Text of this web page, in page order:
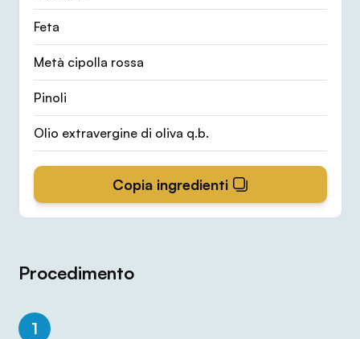
Feta
Metà cipolla rossa
Pinoli
Olio extravergine di oliva q.b.
Copia ingredienti
Procedimento
1